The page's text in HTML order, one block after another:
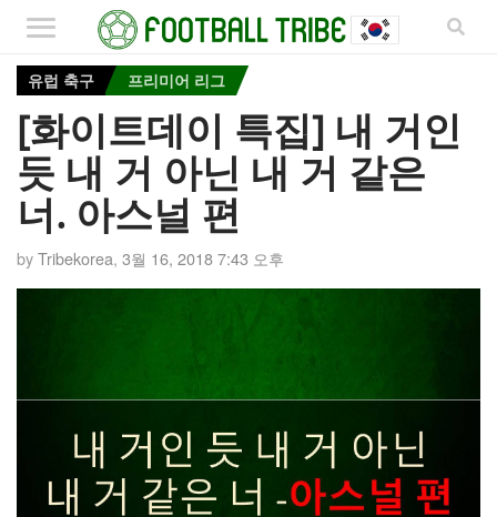
유럽 축구 프리미어 리그
[화이트데이 특집] 내 거인
듯 내 거 아닌 내 거 같은
너. 아스널 편
byTribekorea, 3월 16, 2018 7:43 오후